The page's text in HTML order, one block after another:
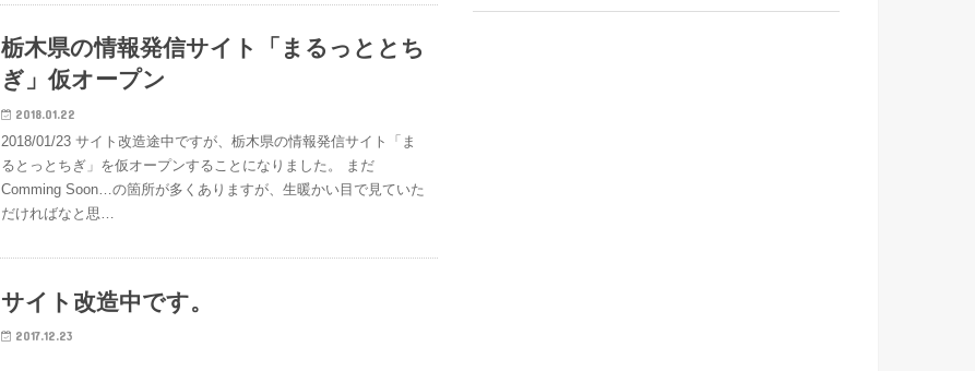
栃木県の情報発信サイト「まるっととち
ぎ」仮オープン
2018.01.22
2018/01/23 サイト改造途中ですが、栃木県の情報発信サイト「ま
るとっとちぎ」を仮オープンすることになりました。 まだ
Comming Soon…の箇所が多くありますが、生暖かい目で見ていた
だければなと思…
サイト改造中です。
2017.12.23